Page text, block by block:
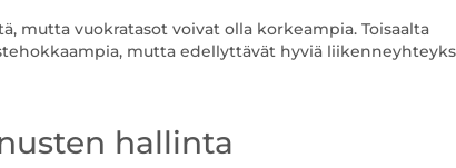
mutta vuokratasot voivat olla korkeampia. Toisaalta
mutta edellyttävät hyviä
hallinta